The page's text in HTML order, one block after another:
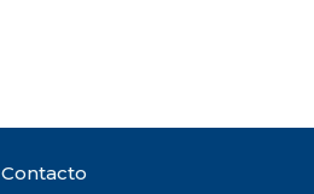
Contacto